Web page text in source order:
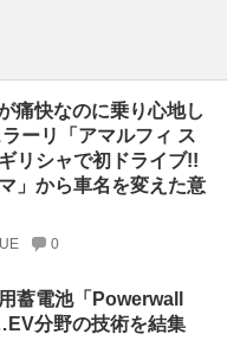
痛快なのに乗り心地し
ーリ「アマルフィ ス
リシャで初ドライブ!!
」から車名を変えた意
0
蓄電池「Powerwall
分野の技術を結集